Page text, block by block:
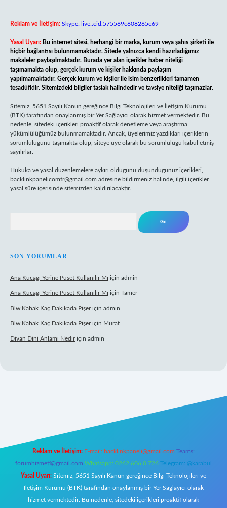
Reklam ve İletişim: Skype: live:.cid.575569c608265c69
Yasal Uyarı: Bu internet sitesi, herhangi bir marka, kurum veya şahıs şirketi ile
hiçbir bağlantısı bulunmamaktadır. Sitede yalnızca kendi hazırladığımız
makaleler paylaşılmaktadır. Burada yer alan içerikler haber niteliği
taşımamakta olup, gerçek kurum ve kişiler hakkında paylaşım
yapılmamaktadır. Gerçek kurum ve kişiler ile isim benzerlikleri tamamen
tesadüfidir. Sitemizdeki bilgiler taslak halindedir ve tavsiye niteliği taşımazlar.
Sitemiz, 5651 Sayılı Kanun gereğince Bilgi Teknolojileri ve İletişim Kurumu
(BTK) tarafından onaylanmış bir Yer Sağlayıcı olarak hizmet vermektedir. Bu
nedenle, sitedeki içerikleri proaktif olarak denetleme veya araştırma
yükümlülüğümüz bulunmamaktadır. Ancak, üyelerimiz yazdıkları içeriklerin
sorumluluğunu taşımakta olup, siteye üye olarak bu sorumluluğu kabul etmiş
sayılırlar.
Hukuka ve yasal düzenlemelere aykırı olduğunu düşündüğünüz içerikleri,
backlinkpanelicomtr@gmail.com adresine bildirmeniz halinde, ilgili içerikler
yasal süre içerisinde sitemizden kaldırılacaktır.
SON YORUMLAR
Ana Kucağı Yerine Puset Kullanılır Mı için admin
Ana Kucağı Yerine Puset Kullanılır Mı için Tamer
Blw Kabak Kaç Dakikada Pişeriçin admin
Blw Kabak Kaç Dakikada Pişeriçin Murat
Divan Dini Anlamı Nediriçin admin
Reklam ve İletişim: E-mail: backlinkpaneli@gmail.com Teams:
forumhizmeti@gmail.com Whatsapp: 0262 606 0 726 Telegram: @karabul
Yasal Uyarı: Sitemiz, 5651 Sayılı Kanun gereğince Bilgi Teknolojileri ve
İletişim Kurumu (BTK) tarafından onaylanmış bir Yer Sağlayıcı olarak
hizmet vermektedir. Bu nedenle, sitedeki içerikleri proaktif olarak